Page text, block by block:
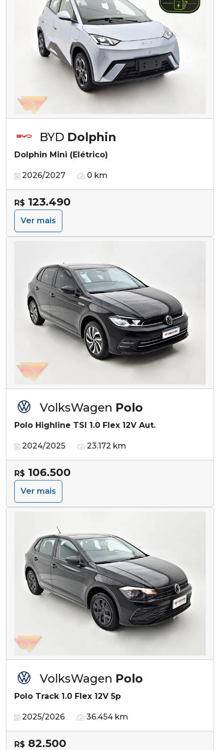
BYD Dolphin
Dolphin Mini (Elétrico)
2026/2027 0 km
R$ 123.490
Ver mais
VolksWagen Polo
Polo Highline TSI 1.0 Flex 12V Aut.
2024/2025 23.172 km
R$ 106.500
Ver mais
VolksWagen Polo
Polo Track 1.0 Flex 12V 5p
2025/2026 36.454 km
R$ 82.500